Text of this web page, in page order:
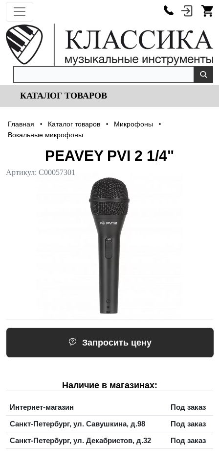
КАТАЛОГ ТОВАРОВ
Главная • Каталог товаров • Микрофоны •
Вокальные микрофоны
PEAVEY PVI 2 1/4"
Артикул: С00057301
Запросить цену
Наличие в магазинах:
Интернет-магазин
Под заказ
Санкт-Петербург, ул. Савушкина, д.98
Под заказ
Санкт-Петербург, ул. Декабристов, д.32
Под заказ